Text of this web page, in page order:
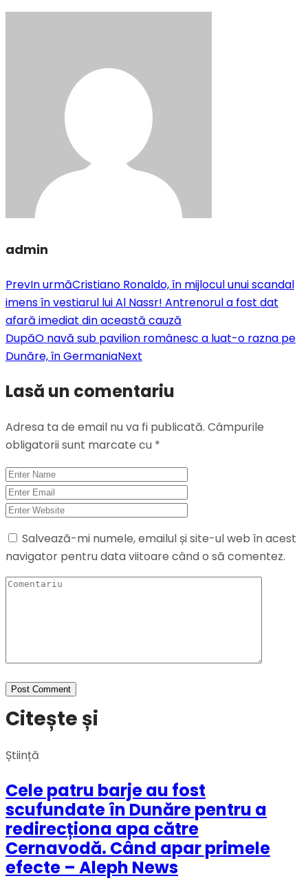
admin
PrevIn urmăCristiano Ronaldo, în mijlocul unui scandal
imens în vestiarul lui Al Nassr! Antrenorul a fost dat
afară imediat din această cauză
DupăO navă sub pavilion românesc a luat-o razna pe
Dunăre, în GermaniaNext
Lasă un comentariu
Adresa ta de email nu va fi publicată. Câmpurile
obligatorii sunt marcate cu *
Salvează-mi numele, emailul și site-ul web în acest
navigator pentru data viitoare când o să comentez.
Citește și
Știință
Cele patru barje au fost
scufundate în Dunăre pentru a
redirecționa apa către
Cernavodă. Când apar primele
efecte – Aleph News